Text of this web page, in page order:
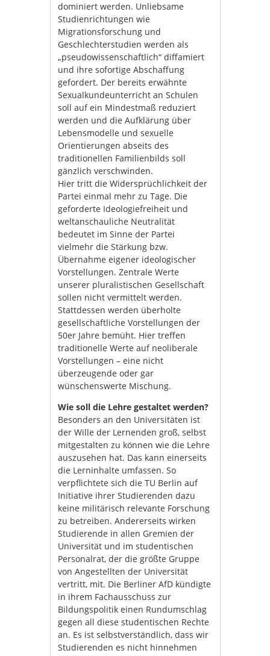
dominiert werden. Unliebsame
Studienrichtungen wie
Migrationsforschung und
Geschlechterstudien werden als
„pseudowissenschaftlich“ diffamiert
und ihre sofortige Abschaffung
gefordert. Der bereits erwähnte
Sexualkundeunterricht an Schulen
soll auf ein Mindestmaß reduziert
werden und die Aufklärung über
Lebensmodelle und sexuelle
Orientierungen abseits des
traditionellen Familienbilds soll
gänzlich verschwinden.
Hier tritt die Widersprüchlichkeit der
Partei einmal mehr zu Tage. Die
geforderte Ideologiefreiheit und
weltanschauliche Neutralität
bedeutet im Sinne der Partei
vielmehr die Stärkung bzw.
Übernahme eigener ideologischer
Vorstellungen. Zentrale Werte
unserer pluralistischen Gesellschaft
sollen nicht vermittelt werden.
Stattdessen werden überholte
gesellschaftliche Vorstellungen der
50er Jahre bemüht. Hier treffen
traditionelle Werte auf neoliberale
Vorstellungen – eine nicht
überzeugende oder gar
wünschenswerte Mischung.
Wie soll die Lehre gestaltet werden?
Besonders an den Universitäten ist
der Wille der Lernenden groß, selbst
mitgestalten zu können wie die Lehre
auszusehen hat. Das kann einerseits
die Lerninhalte umfassen. So
verpflichtete sich die TU Berlin auf
Initiative ihrer Studierenden dazu
keine militärisch relevante Forschung
zu betreiben. Andererseits wirken
Studierende in allen Gremien der
Universität und im studentischen
Personalrat, der die größte Gruppe
von Angestellten der Universität
vertritt, mit. Die Berliner AfD kündigte
in ihrem Fachausschuss zur
Bildungspolitik einen Rundumschlag
gegen all diese studentischen Rechte
an. Es ist selbstverständlich, dass wir
Studierenden es nicht hinnehmen